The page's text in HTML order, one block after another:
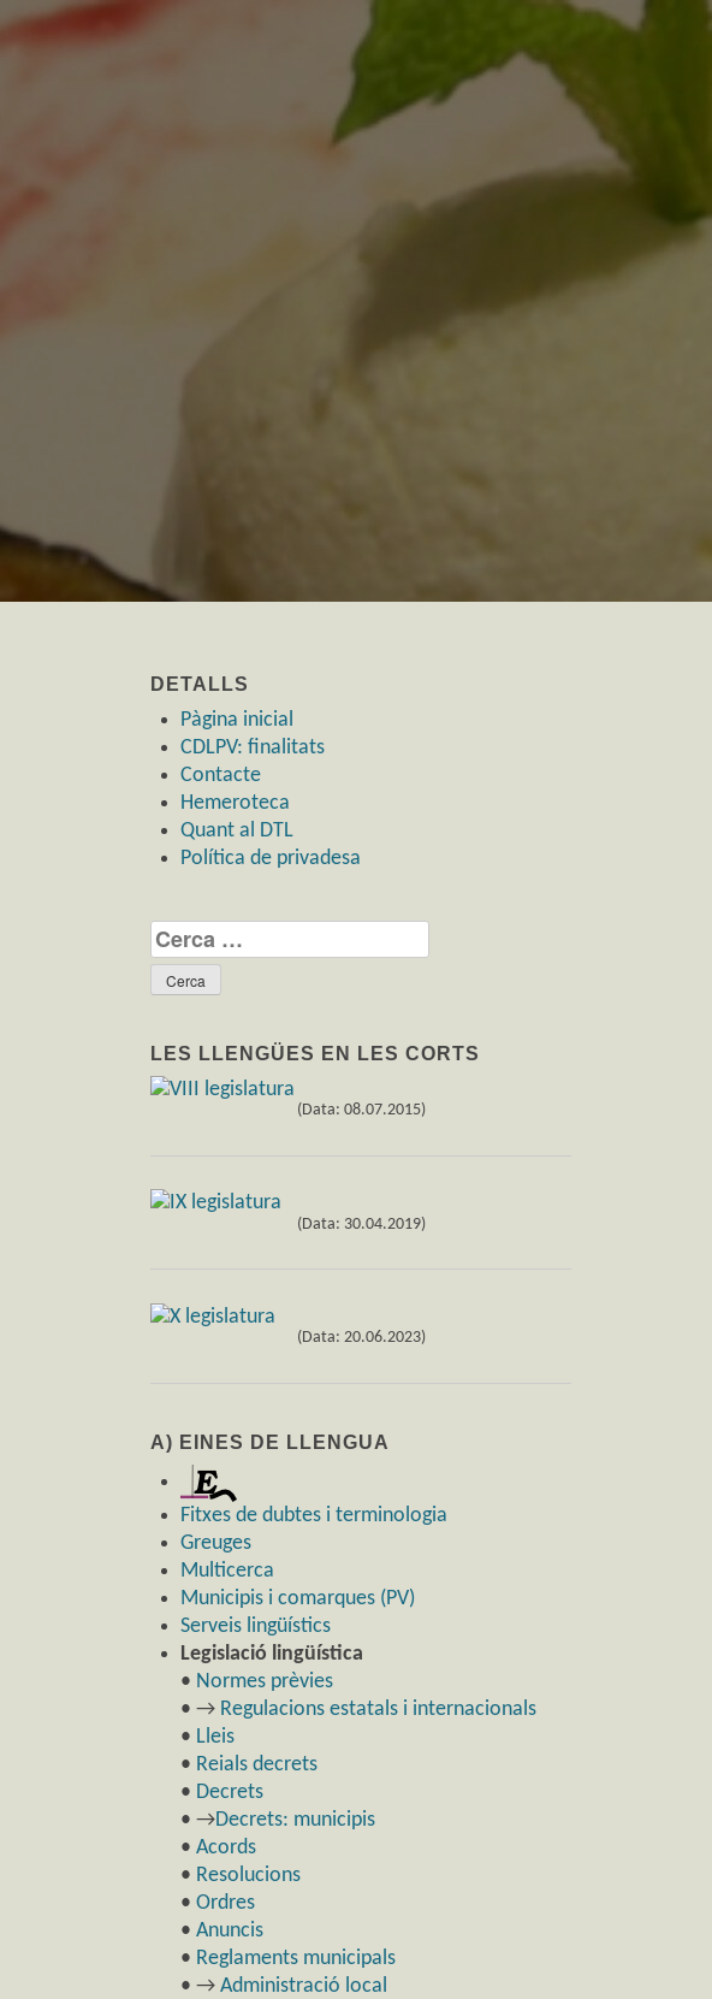
DETALLS
Pàgina inicial
CDLPV: finalitats
Contacte
Hemeroteca
Quant al DTL
Política de privadesa
Cerca:
LES LLENGÜES EN LES CORTS
(Data: 08.07.2015)
(Data: 30.04.2019)
(Data: 20.06.2023)
A) EINES DE LLENGUA
Fitxes de dubtes i terminologia
Greuges
Multicerca
Municipis i comarques (PV)
Serveis lingüístics
Legislació lingüística
• Normes prèvies
• → Regulacions estatals i internacionals
• Lleis
• Reials decrets
• Decrets
• →Decrets: municipis
• Acords
• Resolucions
• Ordres
• Anuncis
• Reglaments municipals
• → Administració local